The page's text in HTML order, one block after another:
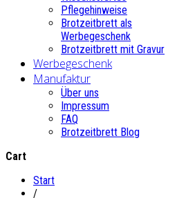
Pflegehinweise
Brotzeitbrett als
Werbegeschenk
Brotzeitbrett mit Gravur
Werbegeschenk
Manufaktur
Über uns
Impressum
FAQ
Brotzeitbrett Blog
Cart
Start
/